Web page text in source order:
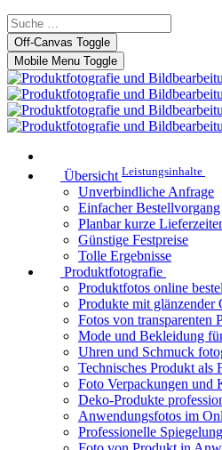
Off-Canvas Toggle
Mobile Menu Toggle
Übersicht Leistungsinhalte
Unverbindliche Anfrage
Einfacher Bestellvorgang
Planbar kurze
Günstige Festpreise
Tolle Ergebnisse
Produktfotografie
Produktfotos online
Produkte mit glänzender
Fotos von transparenten
Mode und Bekleidung
Uhren und Schmuck
Technisches Produkt als
Foto Verpackungen und
Deko-Produkte
Anwendungsfotos im
Professionelle